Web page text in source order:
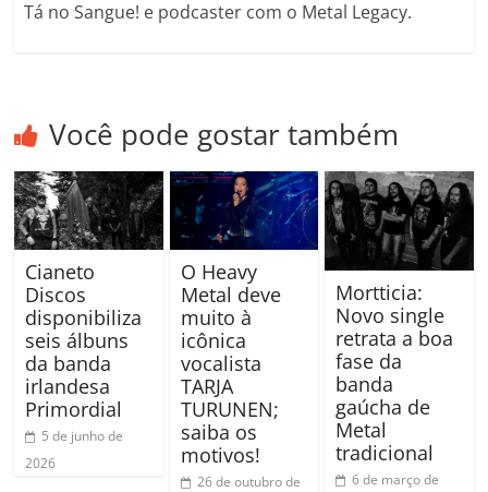
Tá no Sangue! e podcaster com o Metal Legacy.
Você pode gostar também
Cianeto
Discos
disponibiliza
seis álbuns
da banda
irlandesa
Primordial
5 de junho de
2026
O Heavy
Metal deve
muito à
icônica
vocalista
TARJA
TURUNEN;
saiba os
motivos!
26 de outubro de
Mortticia:
Novo single
retrata a boa
fase da
banda
gaúcha de
Metal
tradicional
6 de março de